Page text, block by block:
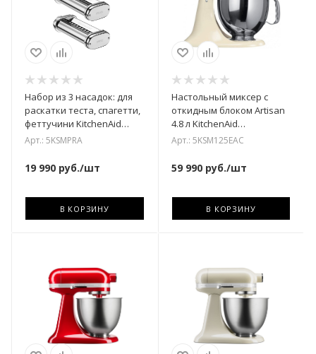
Набор из 3 насадок: для
раскатки теста, спагетти,
феттучини KitchenAid
5KSMPRA
Арт.: 5KSMPRA
19 990 руб./шт
В КОРЗИНУ
Настольный миксер с
откидным блоком Artisan
4.8 л KitchenAid
5KSM125EAC
Арт.: 5KSM125EAC
59 990руб./шт
В КОРЗИНУ